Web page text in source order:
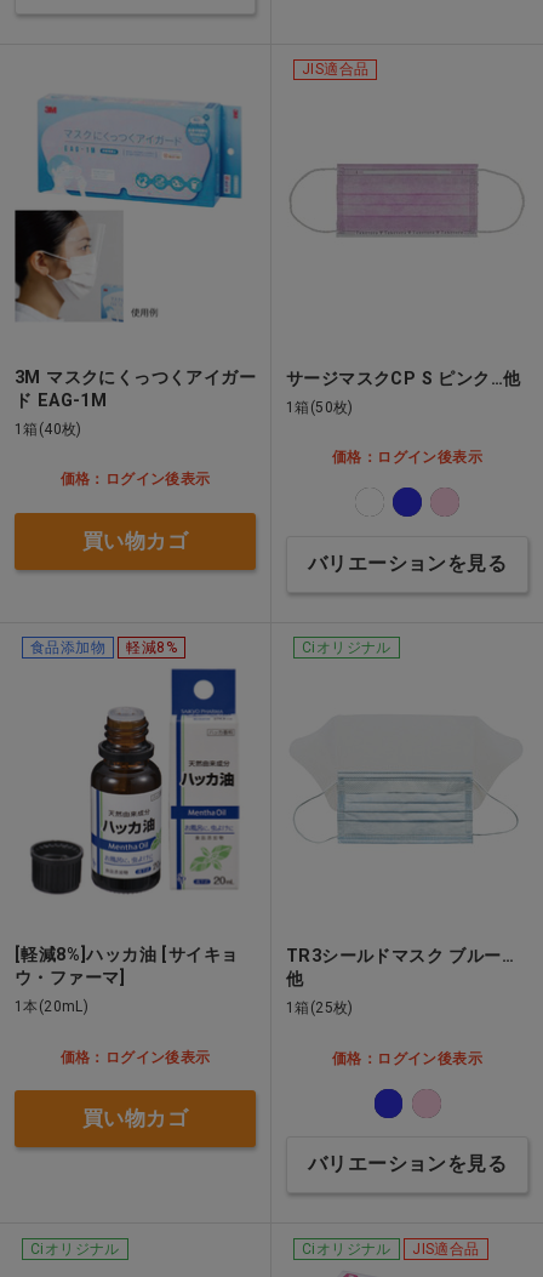
3M マスクにくっつくアイガー
ド EAG-1M
1箱(40枚)
価格：ログイン後表示
買い物カゴ
JIS適合品
サージマスクCP S ピンク…他
1箱(50枚)
価格：ログイン後表示
バリエーションを見る
食品添加物 軽減8%
[軽減8%]ハッカ油 [サイキョ
ウ・ファーマ]
1本(20mL)
価格：ログイン後表示
買い物カゴ
Ciオリジナル
TR3シールドマスク ブルー…
他
1箱(25枚)
価格：ログイン後表示
バリエーションを見る
Ciオリジナル Ciオリジナル JIS適合品